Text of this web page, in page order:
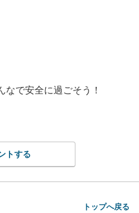
で安全に過ごそう！
トする
トップへ戻る